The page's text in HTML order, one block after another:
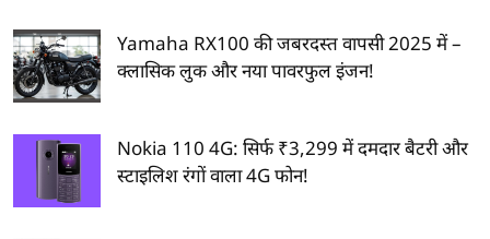
Yamaha RX100 की जबरदस्त वापसी 2025 में –
क्लासिक लुक और नया पावरफुल इंजन!
Nokia 110 4G: सिर्फ ₹3,299 में दमदार बैटरी और
स्टाइलिश रंगों वाला 4G फोन!